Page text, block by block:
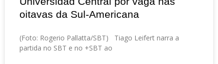
oitavas da Sul-Americana
(Foto: Rogerio Pallatta/SBT) Tiago Leifert narra a
partida no SBT e no +SBT ao